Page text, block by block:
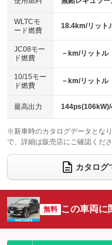
センターデフロック
：装備なし
電動格納ミラー
：装備なし
：装備あり
エアロ
：装備なし
：装備なし
パワーシート
ベンチシート
：装備なし
チップアップシート
：装備なし
：装備なし
ウォークスルー
：装備なし
電動リアゲート
：装備なし
サイドカメラ
：装備あり
：装備なし
WLTCモ
ード燃費
18.4km/リット
JC08モー
ド燃費
－km/リットル
10/15モー
ド燃費
－km/リットル
最高出力
※新車時のカタログデータとな
で、詳細は販売店にご確認くださ
カタログ
無料 この車両に